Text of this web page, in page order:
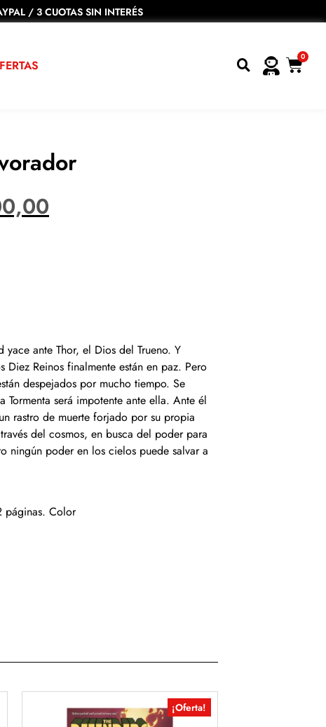
/ 3 CUOTAS SIN INTERÉS
0
ante Thor, el Dios del Trueno. Y
Diez Reinos finalmente están en paz. Pero
despejados por mucho tiempo. Se
será impotente ante ella. Ante él
rastro de muerte forjado por su propia
del cosmos, en busca del poder para
ningún poder en los cielos puede salvar a
páginas. Color
¡Oferta!